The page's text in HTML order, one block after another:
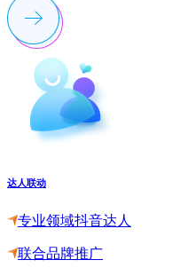
达人联动
专业领域抖音达人
联合品牌推广